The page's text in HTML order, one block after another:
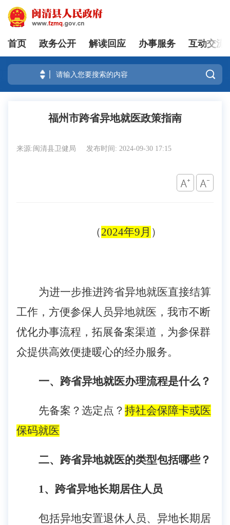
登录
首页 政务公开 解读回应 办事服务 互动交流

福州市跨省异地就医政策指南
来源:闽清县卫健局 发布时间: 2024-09-30 17:15
（2024年9月 ）
为进一步推进跨省异地就医直接结算
工作，方便参保人员异地就医，我市不断
优化办事流程，拓展备案渠道，为参保群
众提供高效便捷暖心的经办服务。
一、跨省异地就医办理流程是什么？
先备案 ？选定点？ 持社会保障卡或医
保码就医
二、跨省异地就医的类型包括哪些？
1、跨省异地长期居住人员
包括异地安置退休人员、异地长期居